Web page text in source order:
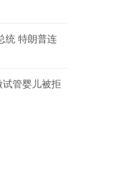
统 特朗普连
管婴儿被拒